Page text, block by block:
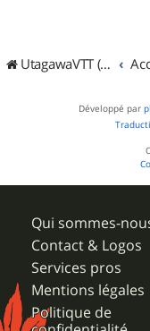
UtagawaVTT (Randos VTT et VTTAE avec traces GPS)
Développé par
Qui sommes-
Contact & Logos
Services pros
Mentions légales
Politique de